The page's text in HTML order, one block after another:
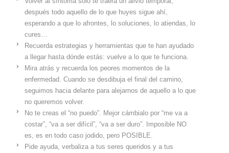
después todo aquello de lo que huyes sigue ahí,
esperando a que lo afrontes, lo soluciones, lo atiendas, lo
cures…
Recuerda estrategias y herramientas que te han ayudado
a llegar hasta dónde estás: vuelve a lo que te funciona.
Mira atrás y recuerda los peores momentos de la
enfermedad. Cuando se desdibuja el final del camino,
seguimos hacia delante para alejarnos de aquello a lo que
no queremos volver.
No te creas el “no puedo”. Mejor cámbialo por “me va a
costar”, “va a ser difícil”, “va a ser duro”. Imposible NO
es, es en todo caso jodido, pero POSIBLE.
Pide ayuda, verbaliza a tus seres queridos y a tus